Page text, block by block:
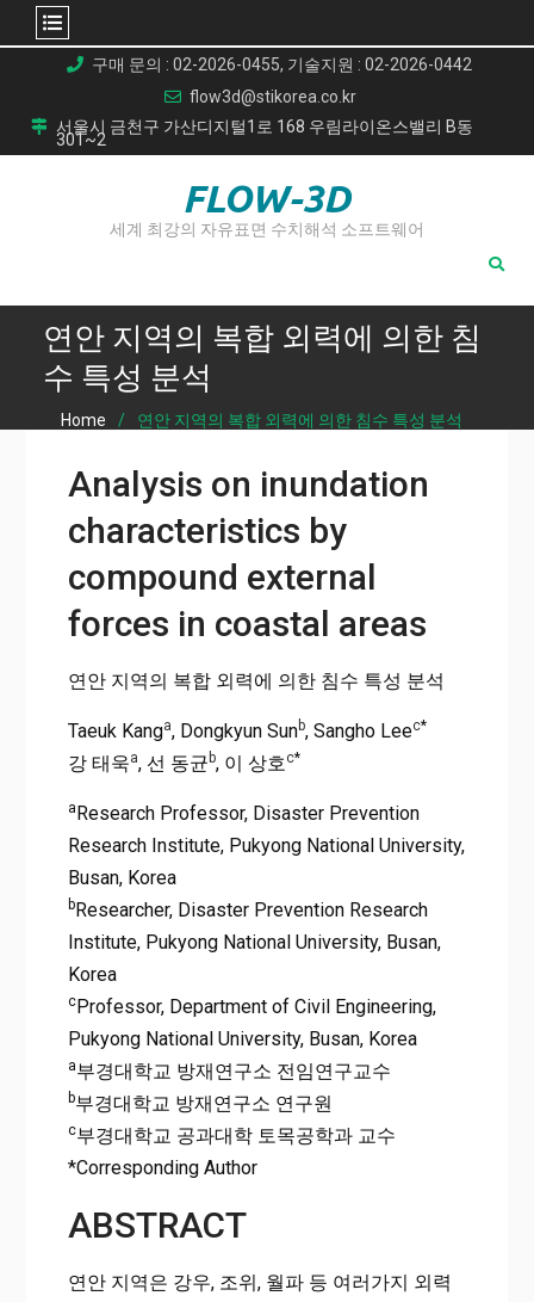
content
구매 문의 : 02-2026-0455, 기술지원 : 02-2026-0442
flow3d@stikorea.co.kr
서울시 금천구 가산디지털1로 168 우림라이온스밸리 B동
301~2
FLOW-3D
세계 최강의 자유표면 수치해석 소프트웨어
연안 지역의 복합 외력에 의한 침
수 특성 분석
Home 연안 지역의 복합 외력에 의한 침수 특성 분석
Analysis on inundation
characteristics by
compound external
forces in coastal areas
연안 지역의 복합 외력에 의한 침수 특성 분석
Taeuk Kanga, Dongkyun Sunb, Sangho Leec*
강 태욱a, 선 동균 b, 이 상호c*
aResearch Professor, Disaster Prevention
Research Institute, Pukyong National University,
Busan, Korea
bResearcher, Disaster Prevention Research
Institute, Pukyong National University, Busan,
Korea
cProfessor, Department of Civil Engineering,
Pukyong National University, Busan, Korea
a부경대학교 방재연구소 전임연구교수
b부경대학교 방재연구소 연구원
c부경대학교 공과대학 토목공학과 교수
*Corresponding Author
ABSTRACT
연안 지역은 강우, 조위, 월파 등 여러가지 외력